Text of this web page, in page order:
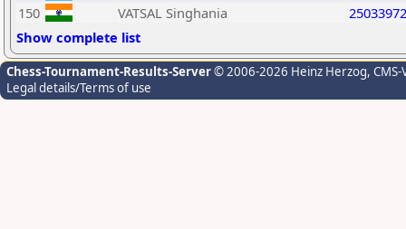
150
VATSAL Singhania
25033972
Show complete list
Chess-Tournament-Results-Server© 2006-2026 Heinz Herzog,
Legal details/Terms of use